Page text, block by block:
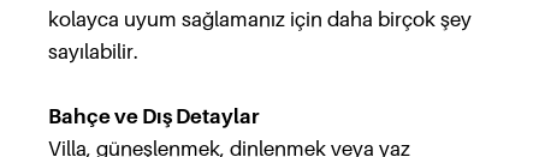
kolayca uyum sağlamanız için daha birçok şey
sayılabilir.
Bahçe ve Dış Detaylar
Villa, güneşlenmek, dinlenmek veya yaz